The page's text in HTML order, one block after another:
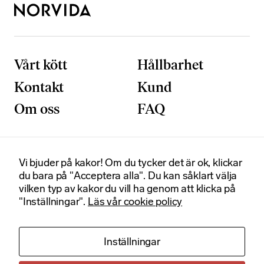
Vårt kött
Hållbarhet
Kontakt
Kund
Om oss
FAQ
Postadress
Box 92020
120 06 Stockholm
Besöksadress
Smedjegatan 6
131 54 Sickla
+46(0) 8-555 910 00
Org. nummer
556312-1390
Vi bjuder på kakor! Om du tycker det är ok, klickar
du bara på "Acceptera alla". Du kan såklart välja
vilken typ av kakor du vill ha genom att klicka på
"Inställningar". Läs vår cookie policy
Inställningar
v
ja
o
rt
.
e
e
h
ö
v
f
ö
r